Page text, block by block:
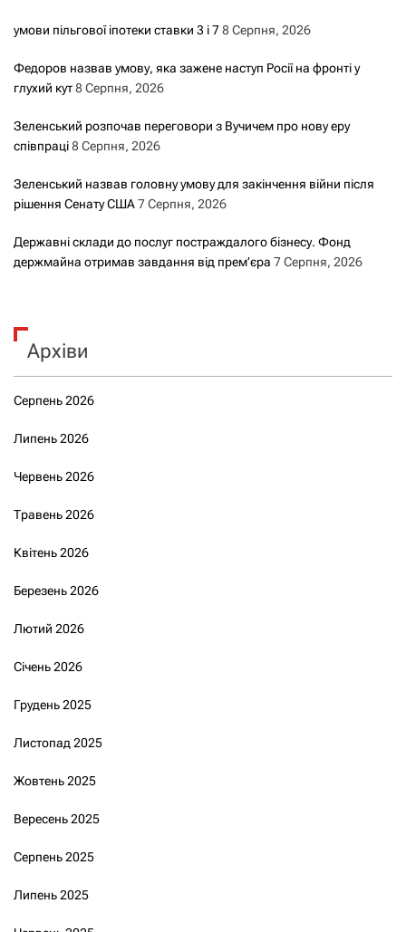
умови пільгової іпотеки ставки 3 і 78 Серпня, 2026
Федоров назвав умову, яка зажене наступ Росії на фронті у
глухий кут8 Серпня, 2026
Зеленський розпочав переговори з Вучичем про нову еру
співпраці8 Серпня, 2026
Зеленський назвав головну умову для закінчення війни після
рішення Сенату США7 Серпня, 2026
Державні склади до послуг постраждалого бізнесу. Фонд
держмайна отримав завдання від прем’єра 7 Серпня, 2026
Архіви
Серпень 2026
Липень 2026
Червень 2026
Травень 2026
Квітень 2026
Березень 2026
Лютий 2026
Січень 2026
Грудень 2025
Листопад 2025
Жовтень 2025
Вересень 2025
Серпень 2025
Липень 2025